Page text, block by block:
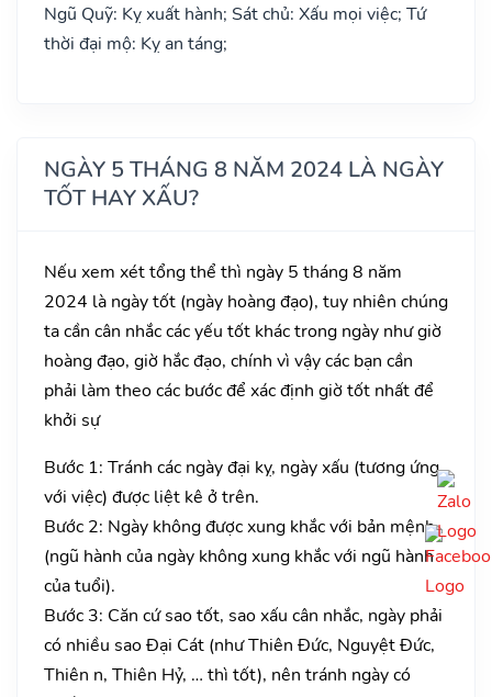
Ngũ Quỹ: Kỵ xuất hành; Sát chủ: Xấu mọi việc; Tứ
thời đại mộ: Kỵ an táng;
NGÀY 5 THÁNG 8 NĂM 2024 LÀ NGÀY
TỐT HAY XẤU?
Nếu xem xét tổng thể thì ngày 5 tháng 8 năm
2024 là ngày tốt (ngày hoàng đạo), tuy nhiên chúng
ta cần cân nhắc các yếu tốt khác trong ngày như giờ
hoàng đạo, giờ hắc đạo, chính vì vậy các bạn cần
phải làm theo các bước để xác định giờ tốt nhất để
khởi sự
Bước 1: Tránh các ngày đại kỵ, ngày xấu (tương ứng
với việc) được liệt kê ở trên.
Bước 2: Ngày không được xung khắc với bản mệnh
(ngũ hành của ngày không xung khắc với ngũ hành
của tuổi).
Bước 3: Căn cứ sao tốt, sao xấu cân nhắc, ngày phải
có nhiều sao Đại Cát (như Thiên Đức, Nguyệt Đức,
Thiên n, Thiên Hỷ, … thì tốt), nên tránh ngày có